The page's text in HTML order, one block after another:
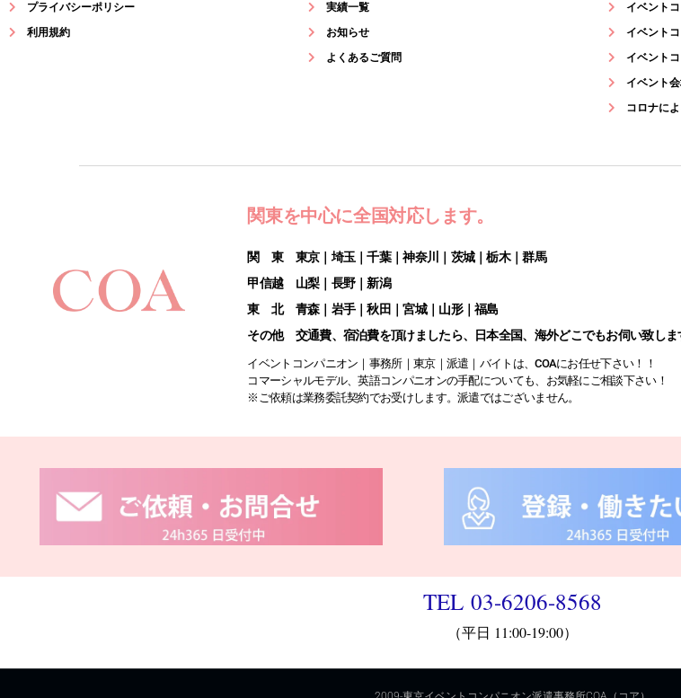
プライバシーポリシー
利用規約
実績一覧
お知らせ
よくあるご質問
イベント
イベント
イベント
イベント
コロナに
関東を中心に全国対応します。
関 東 東京｜埼玉｜千葉｜神奈川｜茨城｜栃木｜群馬
甲信越 山梨｜長野｜新潟
東 北 青森｜岩手｜秋田｜宮城｜山形｜福島
その他 交通費、宿泊費を頂けましたら、日本全国、海外どこでもお伺い致しま
イベントコンパニオン｜事務所｜東京｜派遣｜バイトは、COAにお任せ下さい！！
コマーシャルモデル、英語コンパニオンの手配についても、お気軽にご相談下さい！
※ご依頼は業務委託契約でお受けします。派遣ではございません。
TEL 03-6206-8568
（平日 11:00-19:00）